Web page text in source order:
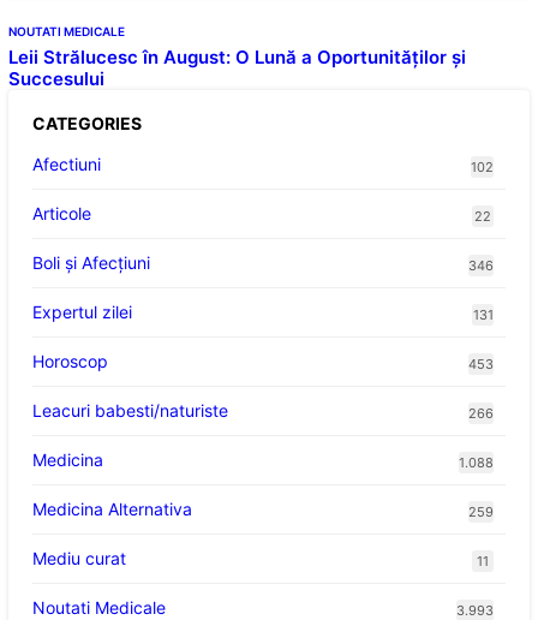
NOUTATI MEDICALE
Leii Strălucesc în August: O Lună a Oportunităților și
Succesului
CATEGORIES
Afectiuni
102
Articole 22
Boli și Afecțiuni 346
Expertul zilei 131
Horoscop 453
Leacuri babesti/naturiste 266
Medicina 1.088
Medicina Alternativa 259
Mediu curat 11
Noutati Medicale 3.993